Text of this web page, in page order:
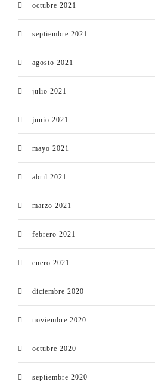
octubre 2021
septiembre 2021
agosto 2021
julio 2021
junio 2021
mayo 2021
abril 2021
marzo 2021
febrero 2021
enero 2021
diciembre 2020
noviembre 2020
octubre 2020
septiembre 2020